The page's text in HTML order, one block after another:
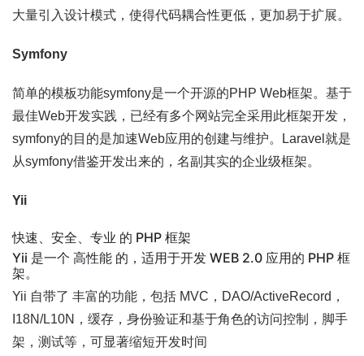
大量引入设计模式，使得代码耦合性更低，更加易于扩展。
Symfony
简单的模板功能symfony是一个开源的PHP Web框架。基于
最佳Web开发实践，已经有多个网站完全采用此框架开发，
symfony的目的是加速Web应用的创建与维护。Laravel就是
从symfony借鉴开发出来的，名副其实的企业级框架。
Yii
快速、安全、专业 的 PHP 框架
Yii 是一个 高性能 的，适用于开发 WEB 2.0 应用的 PHP 框
架。
Yii 自带了 丰富的功能，包括 MVC，DAO/ActiveRecord，
I18N/L10N，缓存，身份验证和基于角色的访问控制，脚手
架，测试等，可显著缩短开发时间